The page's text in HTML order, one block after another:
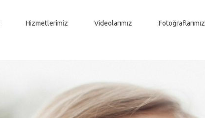
Hizmetlerimiz Videolarımız Fotoğraflarımız